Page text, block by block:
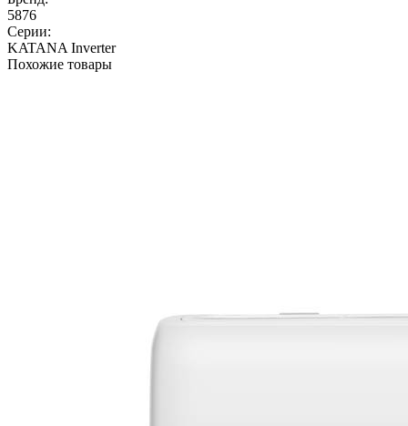
5876
Серии:
KATANA Inverter
Похожие товары